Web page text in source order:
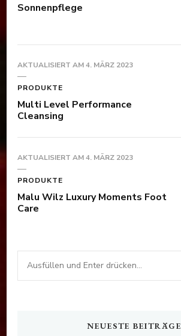
Sonnenpflege
AKTUALISIERT AM4. MÄRZ 2023
PRODUKTE
Multi Level Performance
Cleansing
AKTUALISIERT AM4. MÄRZ 2023
PRODUKTE
Malu Wilz Luxury Moments Foot
Care
Suchst
du
NEUESTE BEITRÄGE